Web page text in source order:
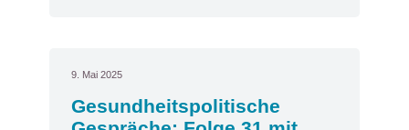
9. Mai 2025
Gesundheitspolitische